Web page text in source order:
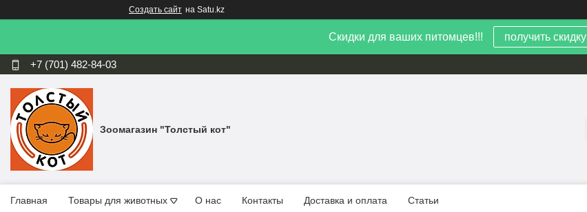
Создать сайт на Satu.kz
Скидки для ваших питомцев!!! получить скидку
+7 (701) 482-84-03
Зоомагазин "Толстый кот"
Главная Товары для животных О нас Контакты Доставка и оплата Статьи